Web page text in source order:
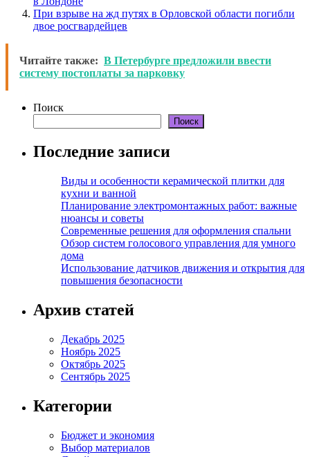
При взрыве на жд путях в Орловской области погибли
двое росгвардейцев
Читайте также: В Петербурге предложили ввести
систему постоплаты за парковку
Поиск
Поиск
Последние записи
Виды и особенности керамической плитки для
кухни и ванной
Планирование электромонтажных работ: важные
нюансы и советы
Современные решения для оформления спальни
Обзор систем голосового управления для умного
дома
Использование датчиков движения и открытия для
повышения безопасности
Архив статей
Декабрь 2025
Ноябрь 2025
Октябрь 2025
Сентябрь 2025
Категории
Бюджет и экономия
Выбор материалов